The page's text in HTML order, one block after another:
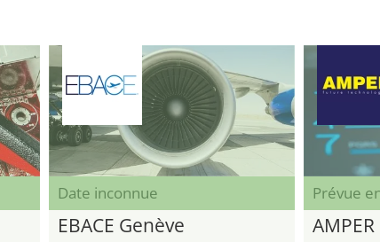
Date inconnue
EBACE Genève
Prévue
AMPER